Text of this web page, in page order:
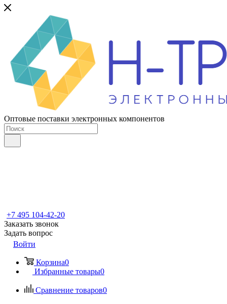
Оптовые поставки электронных компонентов
+7 495 104-42-20
Заказать звонок
Задать вопрос
Войти
Корзина0
Избранные товары0
Сравнение товаров0